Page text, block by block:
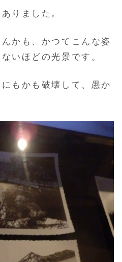
りました。
かも、かつてこんな姿
いほどの光景です。
もかも破壊して、愚か